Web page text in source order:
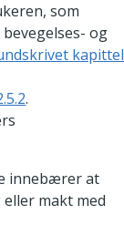
som
og
kapittel
.
innebærer at
makt med